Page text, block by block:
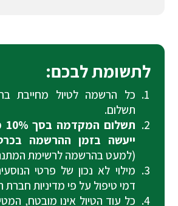
לתשומת לבכם:
כל הרשמה לטיול מחייבת
תשלום.
ייעשה בזמן ההרשמה
(למעט בהרשמה לרשימת
מילוי לא נכון של פרטי
דמי טיפול על פי מדיניות
כל עוד הטיול אינו מובטח,